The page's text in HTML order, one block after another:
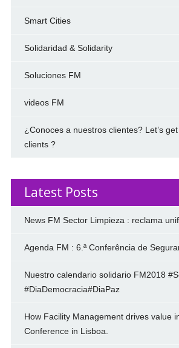
Smart Cities
Solidaridad & Solidarity
Soluciones FM
videos FM
¿Conoces a nuestros clientes? Let’s
clients ?
Latest Posts
News FM Sector Limpieza : reclama
Agenda FM : 6.ª Conferência de
Nuestro calendario solidario FM2018
#DiaDemocracia#DiaPaz
How Facility Management drives value
Conference in Lisboa.